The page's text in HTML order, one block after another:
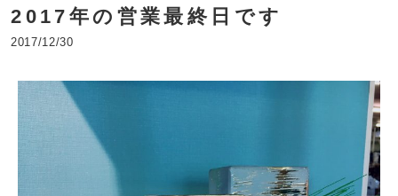
2017年の営業最終日です
2017/12/30